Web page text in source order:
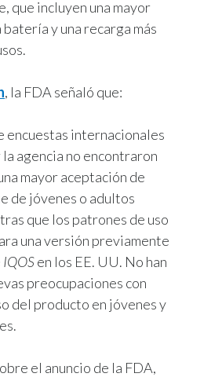
que incluyen una mayor
y una recarga más
, la FDA señaló que:
encuestas internacionales
agencia no encontraron
mayor aceptación de
de jóvenes o adultos
que los patrones de uso
una versión previamente
IQOSen los EE. UU. No han
preocupaciones con
del producto en jóvenes y
el anuncio de la FDA,